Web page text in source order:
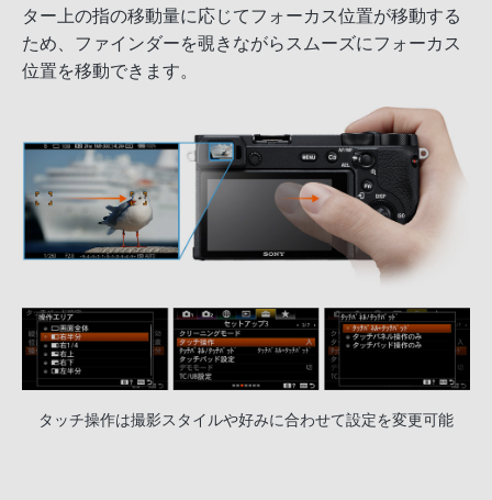
ター上の指の移動量に応じてフォーカス位置が移動する
ため、ファインダーを覗きながらスムーズにフォーカス
位置を移動できます。
タッチ操作は撮影スタイルや好みに合わせて設定を変更可能